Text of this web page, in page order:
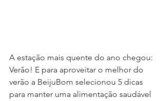
A estação mais quente do ano chegou:
Verão! E para aproveitar o melhor do
verão a BeijuBom selecionou 5 dicas
para manter uma alimentação saudável